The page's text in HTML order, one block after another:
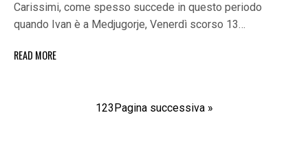
Carissimi, come spesso succede in questo periodo
quando Ivan è a Medjugorje, Venerdì scorso 13…
READ MORE
123Pagina successiva »